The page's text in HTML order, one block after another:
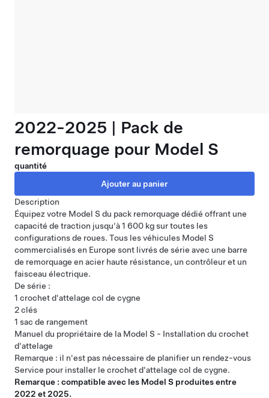
2022-2025 | Pack de
remorquage pour Model S
quantité
Description
Équipez votre Model S du pack remorquage dédié offrant une
capacité de traction jusqu'à 1 600 kg sur toutes les
configurations de roues. Tous les véhicules Model S
commercialisés en Europe sont livrés de série avec une barre
de remorquage en acier haute résistance, un contrôleur et un
faisceau électrique.
De série :
1 crochet d'attelage col de cygne
2 clés
1 sac de rangement
Manuel du propriétaire de la Model S - Installation du crochet
d'attelage
Remarque : il n'est pas nécessaire de planifier un rendez-vous
Service pour installer le crochet d'attelage col de cygne.
Remarque : compatible avec les Model S produites entre
2022 et 2025.